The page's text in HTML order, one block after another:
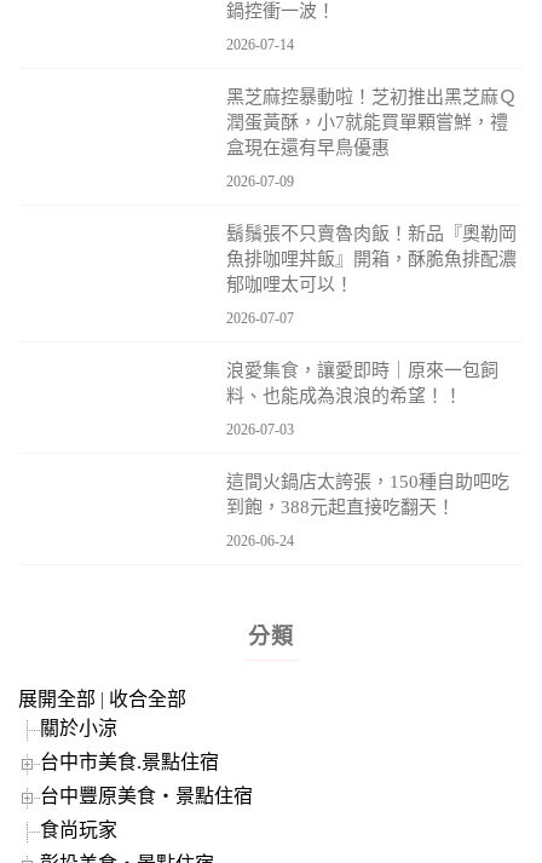
鍋控衝一波！
2026-07-14
黑芝麻控暴動啦！芝初推出黑芝麻Ｑ
潤蛋黃酥，小7就能買單顆嘗鮮，禮
盒現在還有早鳥優惠
2026-07-09
鬍鬚張不只賣魯肉飯！新品『奧勒岡
魚排咖哩丼飯』開箱，酥脆魚排配濃
郁咖哩太可以！
2026-07-07
浪愛集食，讓愛即時｜原來一包飼
料、也能成為浪浪的希望！！
2026-07-03
這間火鍋店太誇張，150種自助吧吃
到飽，388元起直接吃翻天！
2026-06-24
分類
展開全部 | 收合全部
關於小涼
台中市美食.景點住宿
台中豐原美食‧景點住宿
食尚玩家